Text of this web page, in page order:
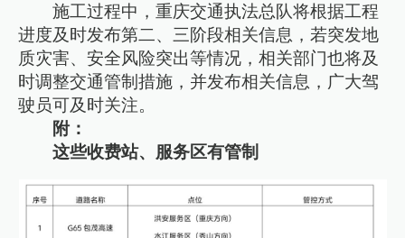
施工过程中，重庆交通执法总队将根据工程
进度及时发布第二、三阶段相关信息，若突发地
质灾害、安全风险突出等情况，相关部门也将及
时调整交通管制措施，并发布相关信息，广大驾
驶员可及时关注。
附：
这些收费站、服务区有管制